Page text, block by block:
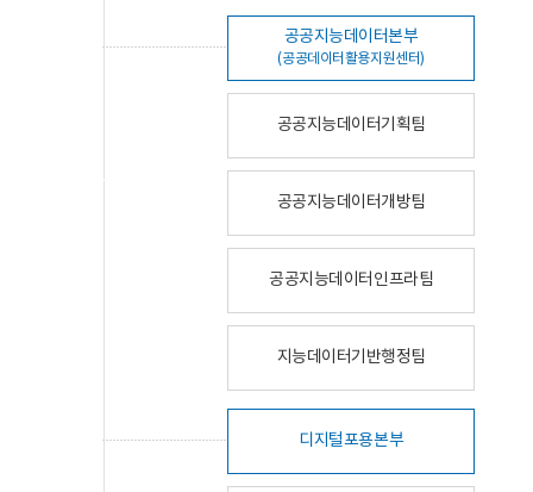
공공지능데이터본부
(공공데이터활용지원센터)
공공지능데이터기획팀
공공지능데이터개방팀
공공지능데이터인프라팀
지능데이터기반행정팀
디지털포용본부